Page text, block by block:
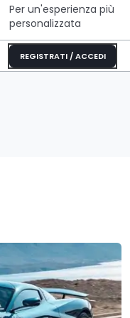
Per un'esperienza più
personalizzata
REGISTRATI / ACCEDI